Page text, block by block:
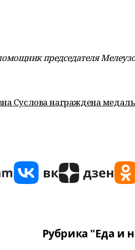
председателя
Суслова награждена
Рубрика "Еда и